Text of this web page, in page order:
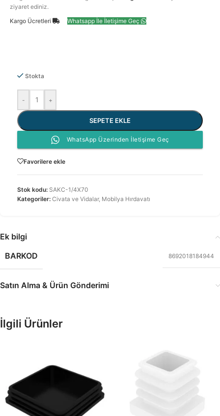
ziyaret ediniz.
Kargo Ücretleri
Whatsapp İle İletişime Geç
Stokta
- +
SEPETE EKLE
WhatsApp Üzerinden İletişime Geç
Favorilere ekle
Stok kodu: SAKC-1/4X70
Kategoriler: Civata ve Vidalar, Mobilya Hırdavatı
Ek bilgi
BARKOD
8692018184944
Satın Alma & Ürün Gönderimi
İlgili Ürünler